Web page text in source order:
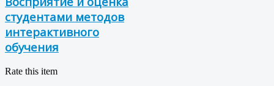
студентами методов
интерактивного
обучения
Rate this item